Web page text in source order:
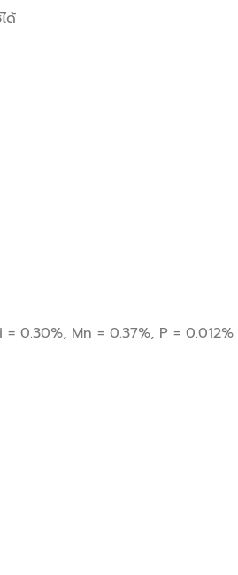
ด้
= 0.30%, Mn = 0.37%, P =